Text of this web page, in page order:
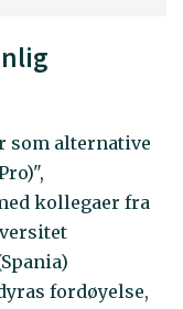
som alternative
kollegaer fra
fordøyelse,